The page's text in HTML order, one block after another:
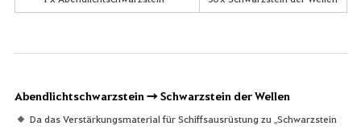
Abendlichtschwarzstein → Schwarzstein der Wellen
Da das Verstärkungsmaterial für Schiffsausrüstung zu „Schwarzstein